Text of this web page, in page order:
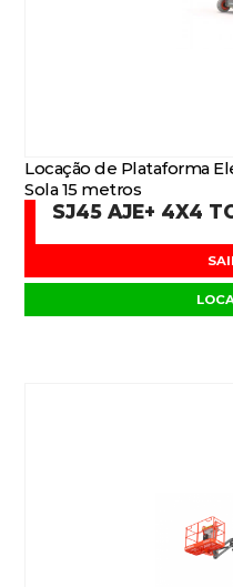
Locação de Plataforma
Sola 15 metros
SJ45 AJE+ 4X4